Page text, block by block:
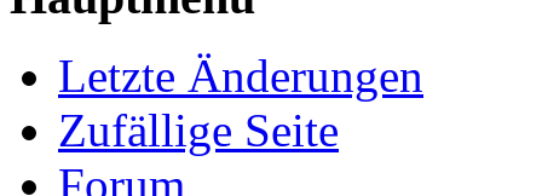
Letzte Änderungen
Zufällige Seite
Forum